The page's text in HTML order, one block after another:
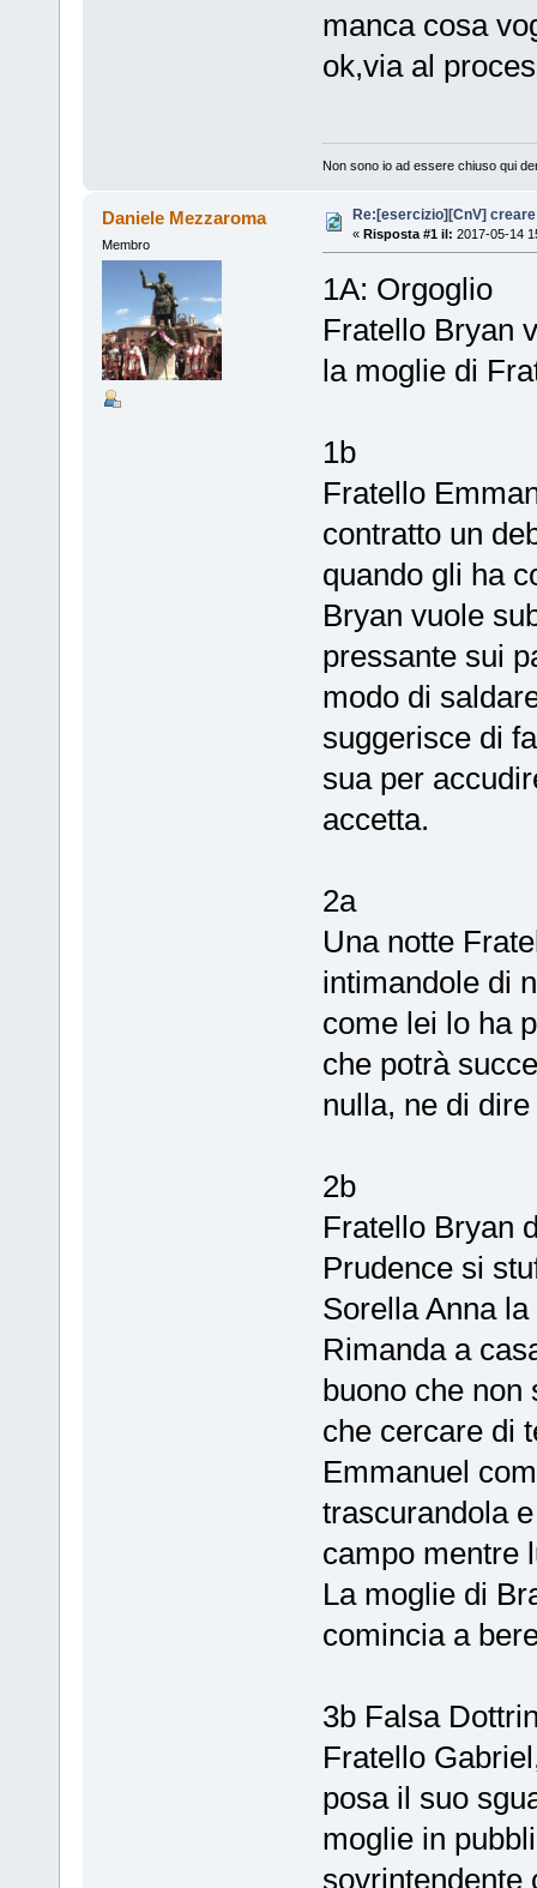
manca cosa
ok,via al
Non sono io ad essere chiuso qui
Daniele Mezzaroma
Membro
Re:[esercizio][CnV]
« Risposta #1 il: 2017-05-14
1A: Orgoglio
Fratello Bryan
la moglie di
1b
Fratello
contratto un
quando gli ha
Bryan vuole
pressante sui
modo di
suggerisce di
sua per
accetta.
2a
Una notte
intimandole di
come lei lo ha
che potrà
nulla, ne di
2b
Fratello Bryan
Prudence si
Sorella Anna
Rimanda a
buono che non
che cercare di
Emmanuel
trascurandola
campo mentre
La moglie di
comincia a
3b Falsa
Fratello
posa il suo
moglie in
sovrintendente